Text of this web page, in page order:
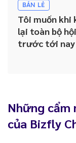
BÁN LẺ
Tôi muốn
lại toàn bộ
trước tới nay
Những cẩm
của Bizfly